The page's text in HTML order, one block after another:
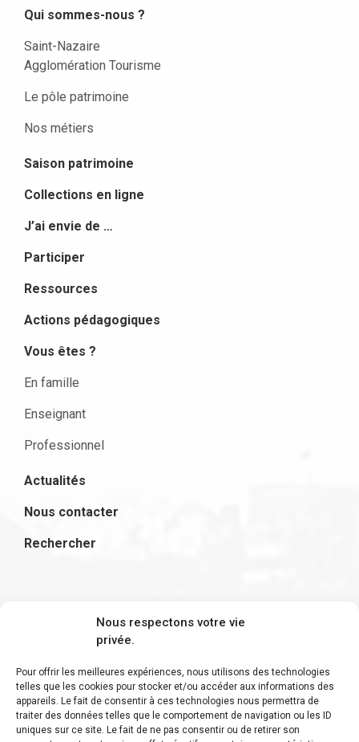
Nous respectons votre vie
privée.
Pour offrir les meilleures expériences, nous utilisons des technologies
telles que les cookies pour stocker et/ou accéder aux informations des
appareils. Le fait de consentir à ces technologies nous permettra de
traiter des données telles que le comportement de navigation ou les ID
uniques sur ce site. Le fait de ne pas consentir ou de retirer son
Qui sommes-nous ?
Saint-Nazaire
Agglomération Tourisme
Le pôle patrimoine
Nos métiers
Saison patrimoine
Collections en ligne
J’ai envie de …
Participer
Ressources
Actions pédagogiques
Vous êtes ?
En famille
Enseignant
Professionnel
Actualités
Nous contacter
Rechercher
S'inscrire à la newsletter
Restez informé des derniers ajouts et des
dernières actualités !